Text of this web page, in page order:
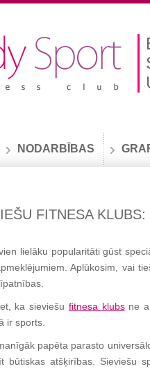
NODARBĪBAS
FITNESA
lielāku popularitāti gūst
Aplūkosim, vai
ka sieviešu fitnesa klubsne
ir sports.
papēta parasto
būtiskas atšķirības. Sieviešu